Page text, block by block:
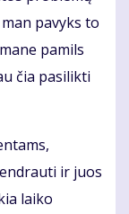
pavyks to
pamils
čia pasilikti
ir juos
laiko